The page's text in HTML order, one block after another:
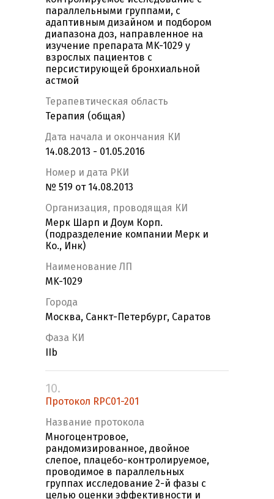
параллельными группами, с
адаптивным дизайном и подбором
диапазона доз, направленное на
изучение препарата MK-1029 у
взрослых пациентов с
персистирующей бронхиальной
астмой
Терапевтическая область
Терапия (общая)
Дата начала и окончания КИ
14.08.2013 - 01.05.2016
Номер и дата РКИ
№ 519 от 14.08.2013
Организация, проводящая КИ
Мерк Шарп и Доум Корп.
(подразделение компании Мерк и
Ко., Инк)
Наименование ЛП
MK-1029
Города
Москва, Санкт-Петербург, Саратов
Фаза КИ
IIb
10.
Протокол RPC01-201
Название протокола
Многоцентровое,
рандомизированное, двойное
слепое, плацебо-контролируемое,
проводимое в параллельных
группах исследование 2-й фазы с
целью оценки эффективности и